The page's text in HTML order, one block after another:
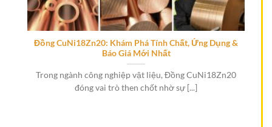
Đồng CuNi18Zn20: Khám Phá Tính Chất, Ứng Dụng &
Báo Giá Mới Nhất
Trong ngành công nghiệp vật liệu, Đồng CuNi18Zn20
đóng vai trò then chốt nhờ sự [...]